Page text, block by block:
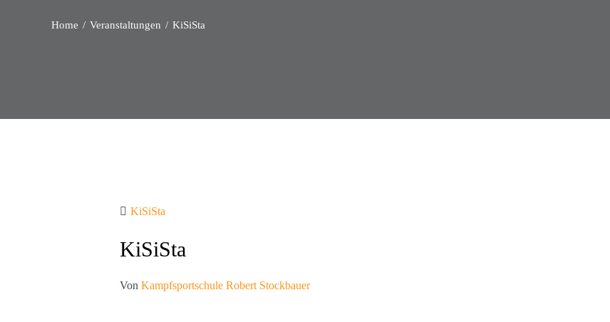
Home Veranstaltungen KiSiSta
KiSiSta
KiSiSta
VonKampfsportschule Robert Stockbauer